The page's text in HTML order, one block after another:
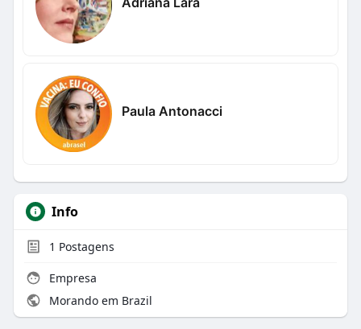
Paula Antonacci
Info
1 Postagens
Empresa
Morando em Brazil